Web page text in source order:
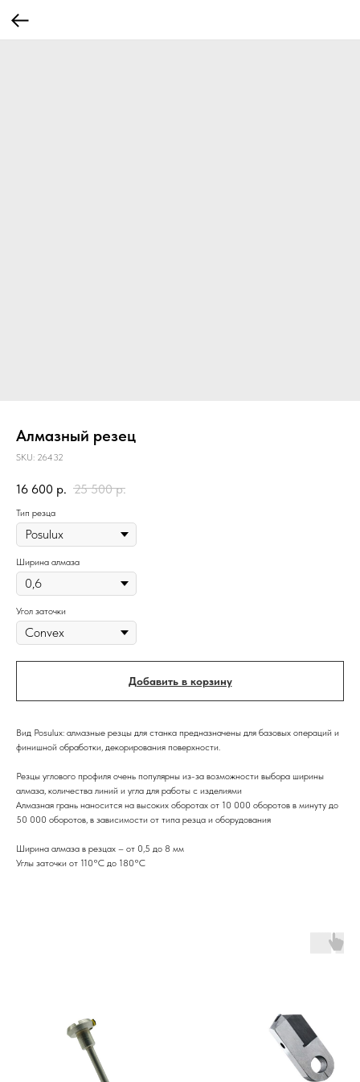
Алмазный резец
SKU: 26432
16 600 р. 25 500 р.
Тип резца
Ширина алмаза
Угол заточки
Добавить в корзину
Вид Posulux: алмазные резцы для станка предназначены для базовых операций и
финишной обработки, декорирования поверхности.
Резцы углового профиля очень популярны из-за возможности выбора ширины
алмаза, количества линий и угла для работы с изделиями
Алмазная грань наносится на высоких оборотах от 10 000 оборотов в минуту до
50 000 оборотов, в зависимости от типа резца и оборудования
Ширина алмаза в резцах – от 0,5 до 8 мм
Углы заточки от 110°C до 180°C